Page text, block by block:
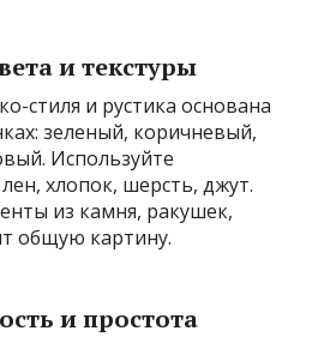
и текстуры
стиля и рустика основана
зеленый, коричневый,
Используйте
хлопок, шерсть, джут.
из камня, ракушек,
общую картину.
и простота